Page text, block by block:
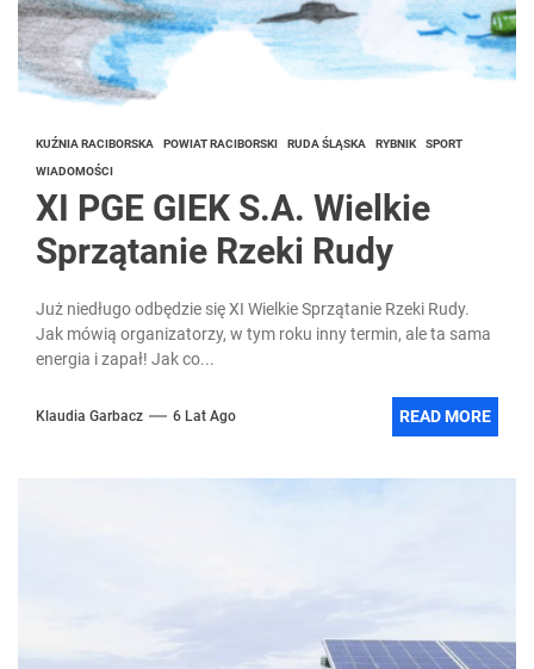
KUŹNIA RACIBORSKA POWIAT RACIBORSKI RUDA ŚLĄSKA RYBNIK SPORT
WIADOMOŚCI
XI PGE GIEK S.A. Wielkie
Sprzątanie Rzeki Rudy
Już niedługo odbędzie się XI Wielkie Sprzątanie Rzeki Rudy.
Jak mówią organizatorzy, w tym roku inny termin, ale ta sama
energia i zapał! Jak co...
Klaudia Garbacz 6 Lat Ago READ MORE